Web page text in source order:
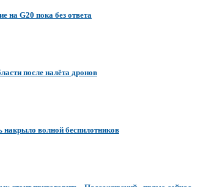
на G20 пока без ответа
после налёта дронов
волной беспилотников